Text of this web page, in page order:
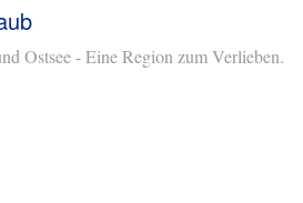
Ostsee - Eine Region zum Verlieben.